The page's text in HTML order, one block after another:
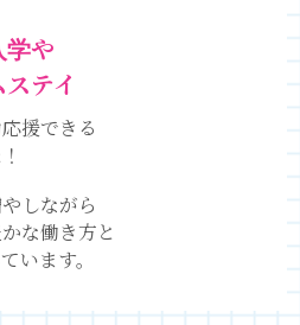
学や
テイ
援できる
しながら
な働き方と
います。